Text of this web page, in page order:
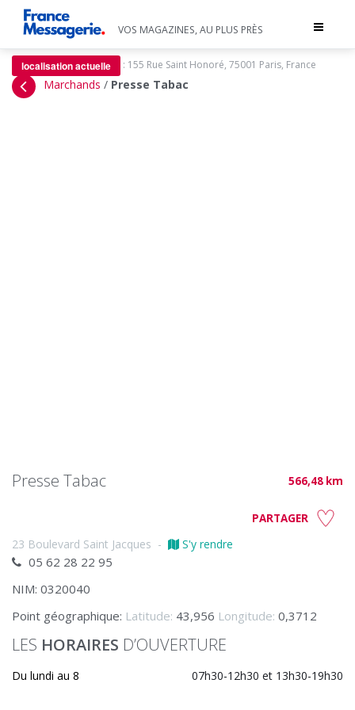
Toggle
VOS MAGAZINES, AU PLUS PRÈS
localisation actuelle : 155 Rue Saint Honoré, 75001 Paris, France
Marchands / Presse Tabac
Presse Tabac 566,48 km
PARTAGER
23 Boulevard Saint Jacques - S'y rendre
05 62 28 22 95
NIM: 0320040
Point géographique: Latitude: 43,956 Longitude: 0,3712
LES HORAIRES D’OUVERTURE
Du lundi au 8 07h30-12h30 et 13h30-19h30